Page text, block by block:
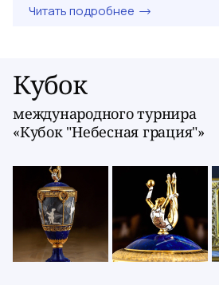
Читать подробнее
Кубок
международного турнира
«Кубок "Небесная грация"»